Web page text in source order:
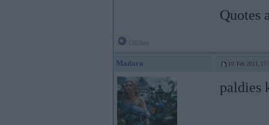
Quotes
Madara 10. Feb 2011,
paldies